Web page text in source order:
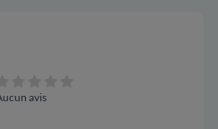
avis